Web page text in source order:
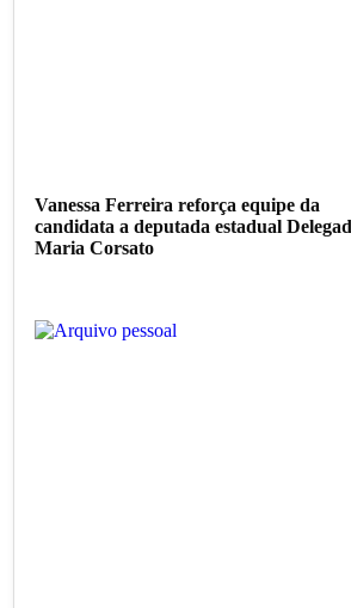
Vanessa Ferreira reforça equipe da
candidata a deputada estadual
Maria Corsato